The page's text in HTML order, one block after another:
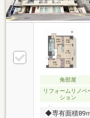
角部屋
リフォームリノベ
ション
◆専有面積89